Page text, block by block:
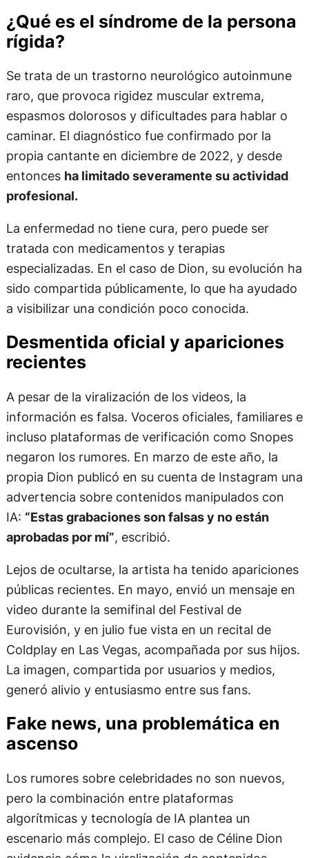
¿Qué es el síndrome de la persona
rígida?
Se trata de un trastorno neurológico autoinmune
raro, que provoca rigidez muscular extrema,
espasmos dolorosos y dificultades para hablar o
caminar. El diagnóstico fue confirmado por la
propia cantante en diciembre de 2022, y desde
entonces ha limitado severamente su actividad
profesional.
La enfermedad no tiene cura, pero puede ser
tratada con medicamentos y terapias
especializadas. En el caso de Dion, su evolución ha
sido compartida públicamente, lo que ha ayudado
a visibilizar una condición poco conocida.
Desmentida oficial y apariciones
recientes
A pesar de la viralización de los videos, la
información es falsa. Voceros oficiales, familiares e
incluso plataformas de verificación como Snopes
negaron los rumores. En marzo de este año, la
propia Dion publicó en su cuenta de Instagram una
advertencia sobre contenidos manipulados con
IA: “Estas grabaciones son falsas y no están
aprobadas por mí”, escribió.
Lejos de ocultarse, la artista ha tenido apariciones
públicas recientes. En mayo, envió un mensaje en
video durante la semifinal del Festival de
Eurovisión, y en julio fue vista en un recital de
Coldplay en Las Vegas, acompañada por sus hijos.
La imagen, compartida por usuarios y medios,
generó alivio y entusiasmo entre sus fans.
Fake news, una problemática en
ascenso
Los rumores sobre celebridades no son nuevos,
pero la combinación entre plataformas
algorítmicas y tecnología de IA plantea un
escenario más complejo. El caso de Céline Dion